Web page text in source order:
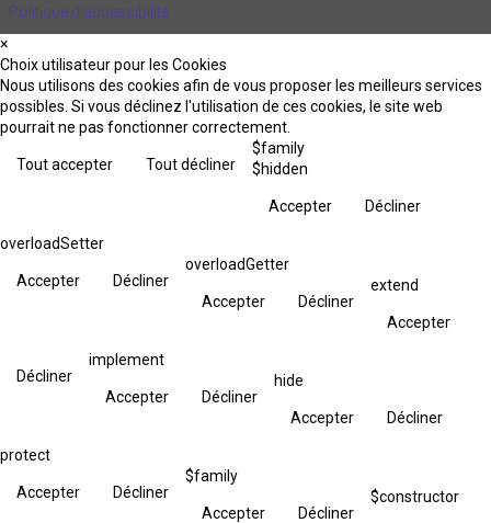
Politique d’accessibilité
×
Choix utilisateur pour les Cookies
Nous utilisons des cookies afin de vous proposer les meilleurs services
possibles. Si vous déclinez l'utilisation de ces cookies, le site web
pourrait ne pas fonctionner correctement.
Tout accepter Tout décliner
$family
$hidden
Accepter Décliner
overloadSetter
Accepter Décliner
overloadGetter
Accepter Décliner
extend
Accepter
Décliner
implement
Accepter Décliner
hide
Accepter Décliner
protect
Accepter Décliner
$family
Accepter Décliner
$constructor